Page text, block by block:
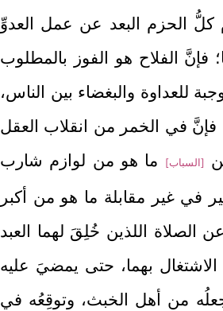
كلُّ الحزم البعد عن عمل العدوِّ
فإنَّ الفلاح هو الفوز بالمطلوب
للعداوة والبغضاء بين الناس،
فإنَّ في الخمر من انقلاب العقل
[السباب]
ما هو من لوازم شارب
في غير مقابلة ما هو من أكبر
الصلاة اللذين خُلِقَ لهما العبد
بهما، حتى يمضيَ عليه
من أهل الخبث، وتوقِعُه في